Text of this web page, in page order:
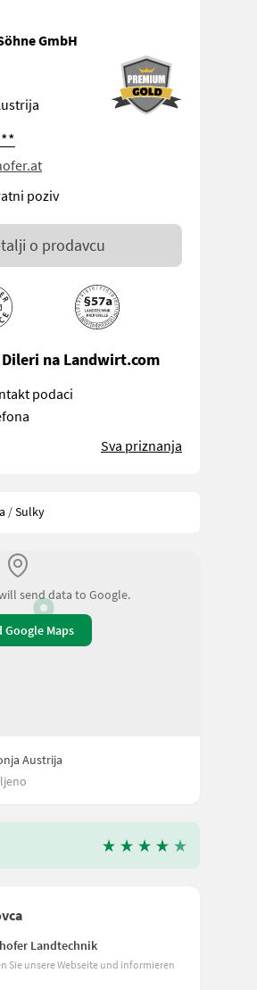
einer oder beider
GmbH
poziv
o prodavcu
na Landwirt.com
podaci
Sva priznanja
/Sulky
send data to Google.
Google Maps
Austrija
Landtechnik
Sie unsere Webseite und informieren